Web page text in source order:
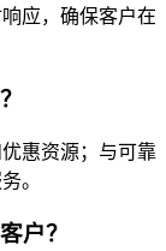
应，确保客户在
惠资源；与可靠
。
户？